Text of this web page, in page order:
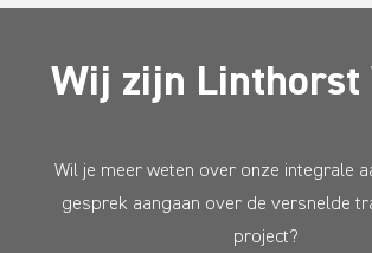
Wij zijn Linthorst
Wil je meer weten over onze integrale
gesprek aangaan over de versnelde
project?